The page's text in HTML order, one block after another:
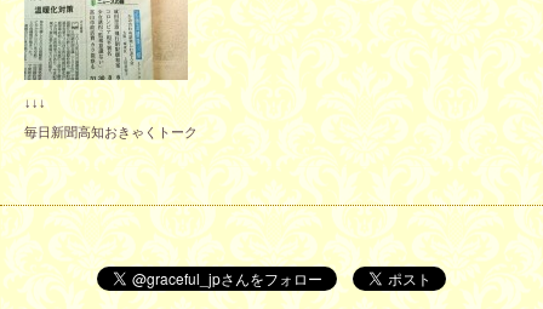
↓↓↓
毎日新聞高知おきゃくトーク